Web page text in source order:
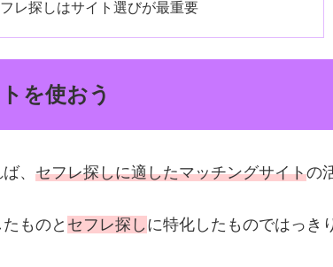
レ探しはサイト選びが最重要
を使おう
、 セフレ探しに適したマッチングサイトの
ものと セフレ探し に特化したものではっき